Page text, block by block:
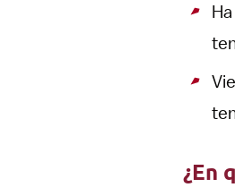
¿En